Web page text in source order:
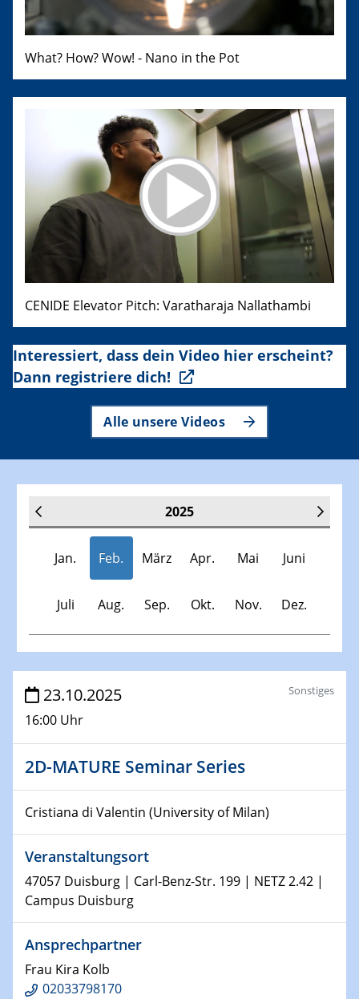
What? How? Wow! - Nano in the Pot
CENIDE Elevator Pitch: Varatharaja Nallathambi
Interessiert, dass dein Video hier erscheint?
Dann registriere dich!
Alle unsere Videos
2025
Jan. Feb. März Apr. Mai Juni
Juli Aug. Sep. Okt. Nov. Dez.
Veranstaltungen
30.11.-0001 - 06.02.2025
SFB/TRR 247 Seminar
Physikalisches Kolloquium
Shaping the future: The role of metrology in a changing
world
14.01.2025
SFB 1242 Kolloquium
Physikalisches Kolloquium
Comets – Why Should We Study Them?
23.10.2025
16:00 Uhr
Sonstiges
2D-MATURE Seminar Series
Cristiana di Valentin (University of Milan)
Veranstaltungsort
47057 Duisburg | Carl-Benz-Str. 199 | NETZ 2.42 |
Campus Duisburg
Ansprechpartner
Frau Kira Kolb
02033798170